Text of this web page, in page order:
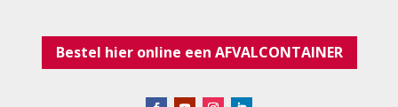
Bestel hier online een AFVALCONTAINER